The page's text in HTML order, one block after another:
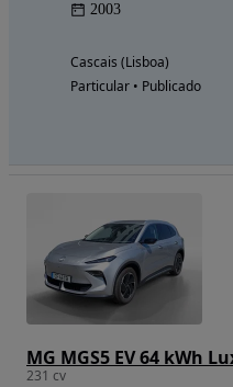
2003
Cascais (Lisboa)
Particular • Publicado
MG MGS5 EV 64 kWh
231 cv